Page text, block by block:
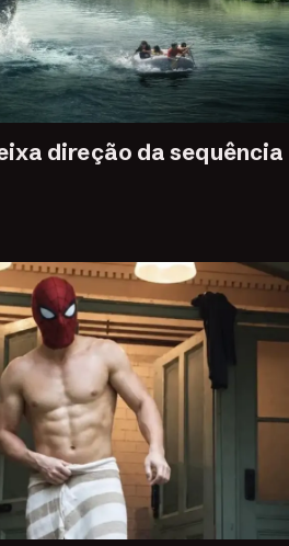
direção da sequência